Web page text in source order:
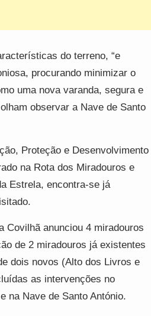
do terreno, “e
procurando minimizar o
uma nova varanda, segura e
observar a Nave de Santo
Proteção e Desenvolvimento
na Rota dos Miradouros e
Estrela, encontra-se já
Covilhã anunciou 4 miradouros
de 2 miradouros já existentes
dois novos (Alto dos Livros e
as intervenções no
na Nave de Santo António.